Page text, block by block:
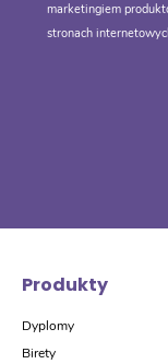
marketingiem
stronach
Produkty
Dyplomy
Birety